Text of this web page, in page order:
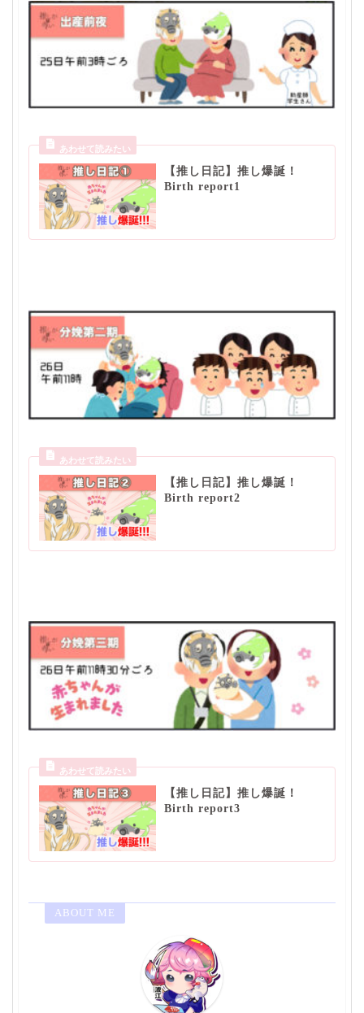
【推し日記】推し爆誕！
Birth report1
【推し日記】推し爆誕！
Birth report2
【推し日記】推し爆誕！
Birth report3
ABOUT ME